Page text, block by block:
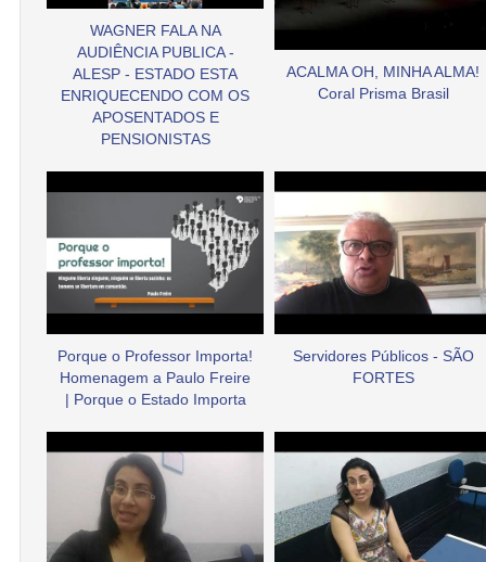
WAGNER FALA NA
AUDIÊNCIA PUBLICA -
ALESP - ESTADO ESTA
ENRIQUECENDO COM OS
APOSENTADOS E
PENSIONISTAS
ACALMA OH, MINHA ALMA!
Coral Prisma Brasil
Porque o Professor Importa!
Homenagem a Paulo Freire
| Porque o Estado Importa
Servidores Públicos - SÃO
FORTES